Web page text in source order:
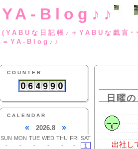
YA-Blog♪♪
(YABUな日記帳♪
＝YA-Blog♪♪
COUNTER
CALENDAR
« 2026.8 »
SUN MON TUE WED THU FRI SAT
-
- - - - -
1
日曜
出社し